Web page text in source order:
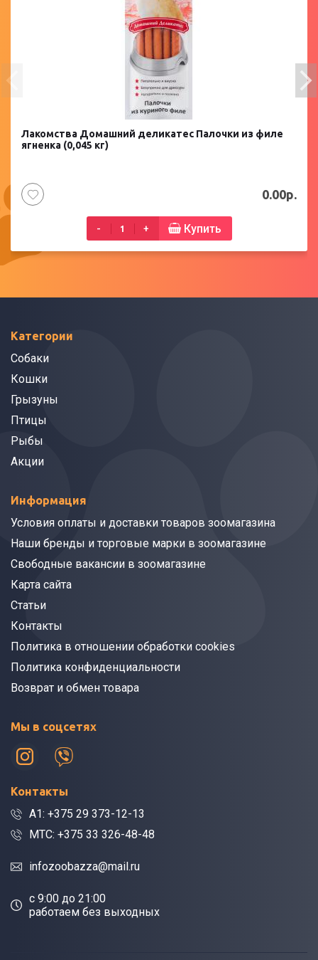
Лакомства Домашний деликатес Палочки из филе
ягненка (0,045 кг)
0.00р.
- + Купить
Категории
Собаки
Кошки
Грызуны
Птицы
Рыбы
Акции
Информация
Условия оплаты и доставки товаров зоомагазина
Наши бренды и торговые марки в зоомагазине
Свободные вакансии в зоомагазине
Карта сайта
Статьи
Контакты
Политика в отношении обработки cookies
Политика конфиденциальности
Возврат и обмен товара
Мы в соцсетях
Контакты
A1: +375 29 373-12-13
МТС: +375 33 326-48-48
infozoobazza@mail.ru
c 9:00 до 21:00
работаем без выходных